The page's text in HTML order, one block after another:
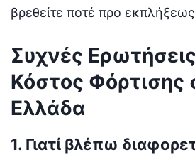
βρεθείτε ποτέ προ
Συχνές
Κόστος Φόρτισης
Ελλάδα
1. Γιατί βλέπω